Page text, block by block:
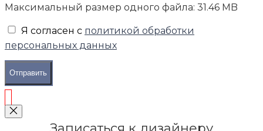
Максимальный размер одного файла: 31.46 MB
Я согласен с политикой обработки
персональных данных
Отправить